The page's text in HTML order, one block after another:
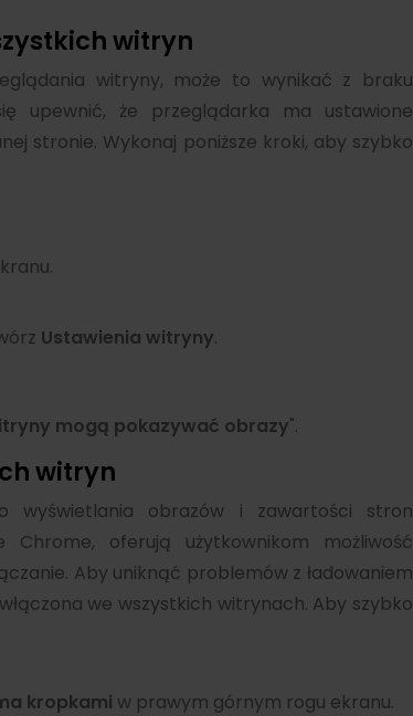
witryn
witryny, może to wynikać z braku
upewnić, że przeglądarka ma ustawione
stronie. Wykonaj poniższe kroki, aby szybko
Ustawienia witryny.
mogą pokazywać obrazy".
witryn
wyświetlania obrazów i zawartości stron
oferują użytkownikom możliwość
Aby uniknąć problemów z ładowaniem
we wszystkich witrynach. Aby szybko
kropkami w prawym górnym rogu ekranu.